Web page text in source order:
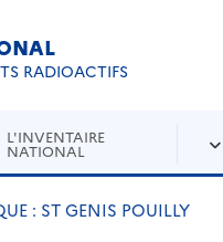
RADIOACTIFS
L'INVENTAIRE
NATIONAL
: ST GENIS POUILLY